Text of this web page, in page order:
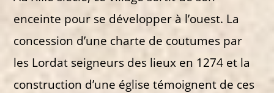
enceinte pour se développer à l’ouest. La
concession d’une charte de coutumes par
les Lordat seigneurs des lieux en 1274 et la
construction d’une église témoignent de ces